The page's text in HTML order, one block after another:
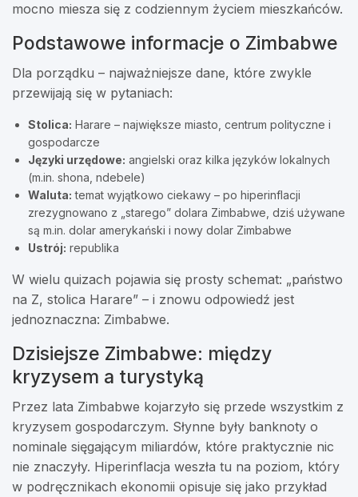
mocno miesza się z codziennym życiem mieszkańców.
Podstawowe informacje o Zimbabwe
Dla porządku – najważniejsze dane, które zwykle
przewijają się w pytaniach:
Stolica: Harare – największe miasto, centrum polityczne i
gospodarcze
Języki urzędowe: angielski oraz kilka języków lokalnych
(m.in. shona, ndebele)
Waluta: temat wyjątkowo ciekawy – po hiperinflacji
zrezygnowano z „starego” dolara Zimbabwe, dziś używane
są m.in. dolar amerykański i nowy dolar Zimbabwe
Ustrój: republika
W wielu quizach pojawia się prosty schemat: „państwo
na Z, stolica Harare” – i znowu odpowiedź jest
jednoznaczna: Zimbabwe.
Dzisiejsze Zimbabwe: między
kryzysem a turystyką
Przez lata Zimbabwe kojarzyło się przede wszystkim z
kryzysem gospodarczym. Słynne były banknoty o
nominale sięgającym miliardów, które praktycznie nic
nie znaczyły. Hiperinflacja weszła tu na poziom, który
w podręcznikach ekonomii opisuje się jako przykład